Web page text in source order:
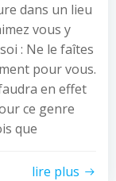
dans un lieu
vous y
: Ne le faîtes
pour vous.
en effet
ce genre
que
lire plus